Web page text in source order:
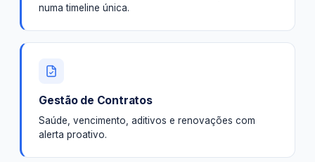
numa timeline única.
Gestão de Contratos
Saúde, vencimento, aditivos e renovações com
alerta proativo.